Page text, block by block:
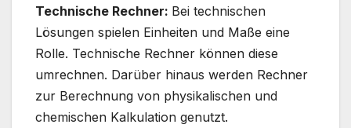
Technische Rechner: Bei technischen
Lösungen spielen Einheiten und Maße eine
Rolle. Technische Rechner können diese
umrechnen. Darüber hinaus werden Rechner
zur Berechnung von physikalischen und
chemischen Kalkulation genutzt.